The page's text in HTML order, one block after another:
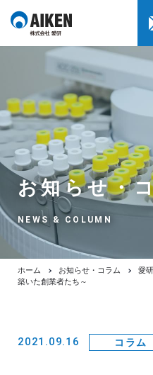
お知らせ・
NEWS & COLUMN
ホーム お知らせ・コラム
愛
築いた創業者たち～
2021.09.16
コラム